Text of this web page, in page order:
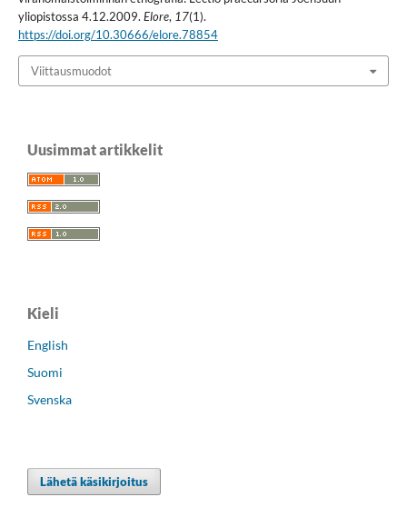
yliopistossa 4.12.2009. Elore, 17(1).
https://doi.org/10.30666/elore.78854
Viittausmuodot
Uusimmat artikkelit
Kieli
English
Suomi
Svenska
Lähetä käsikirjoitus